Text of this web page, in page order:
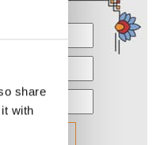
share
with